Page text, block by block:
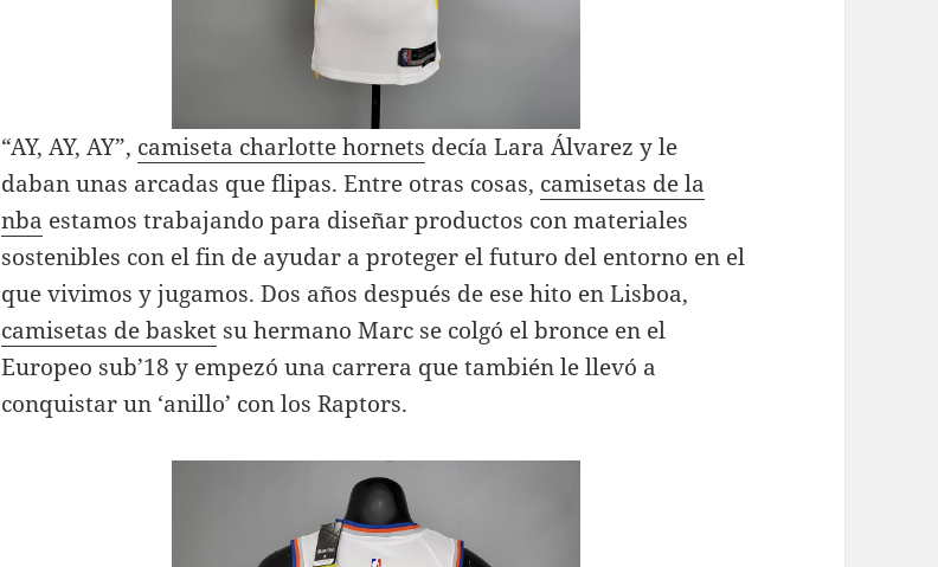
“AY, AY, AY”, camiseta charlotte hornets decía Lara Álvarez y le
daban unas arcadas que flipas. Entre otras cosas, camisetas de la
nba estamos trabajando para diseñar productos con materiales
sostenibles con el fin de ayudar a proteger el futuro del entorno en el
que vivimos y jugamos. Dos años después de ese hito en Lisboa,
camisetas de basket su hermano Marc se colgó el bronce en el
Europeo sub’18 y empezó una carrera que también le llevó a
conquistar un ‘anillo’ con los Raptors.